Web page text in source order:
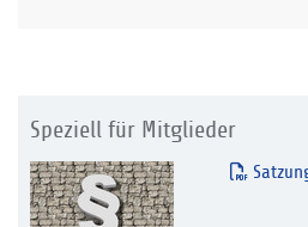
Speziell für Mitglieder